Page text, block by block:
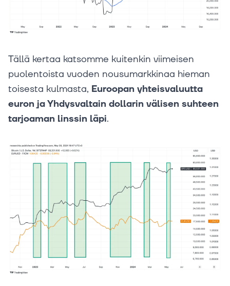
Tällä kertaa katsomme kuitenkin viimeisen
puolentoista vuoden nousumarkkinaa hieman
toisesta kulmasta, Euroopan yhteisvaluutta
euron ja Yhdysvaltain dollarin välisen suhteen
tarjoaman linssin läpi.